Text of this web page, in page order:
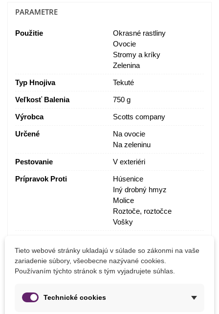
PARAMETRE
Použitie
Okrasné rastliny
Ovocie
Stromy a kríky
Zelenina
Typ Hnojiva Tekuté
Veľkosť Balenia 750 g
Výrobca Scotts company
Určené
Na ovocie
Na zeleninu
Pestovanie V exteriéri
Prípravok Proti
Húsenice
Iný drobný hmyz
Molice
Roztoče, roztočce
Vošky
KONKRÉTNE ODKAZY
ean135907487102263
Tieto webové stránky ukladajú v súlade so zákonmi na vaše
zariadenie súbory, všeobecne nazývané cookies.
Používaním týchto stránok s tým vyjadrujete súhlas.
Technické cookies